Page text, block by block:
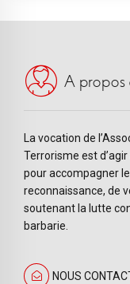
A propos
La vocation de
Terrorisme est
pour accompagner
reconnaissance, de
soutenant la lutte
barbarie.
NOUS